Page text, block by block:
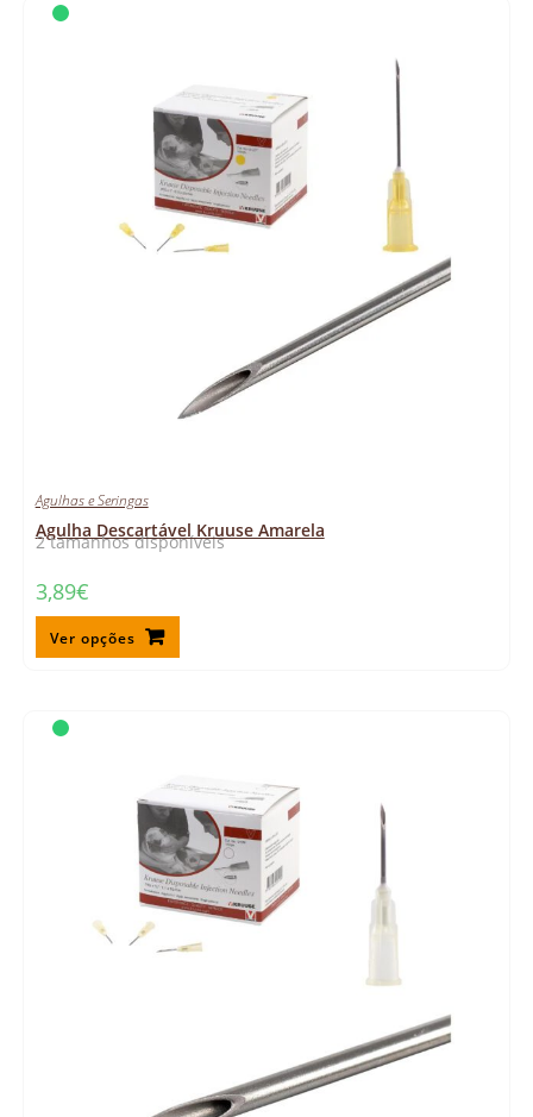
2 tamanhos disponíveis
Agulhas e Seringas
Agulha Descartável Kruuse Amarela
3,89€
Ver opções